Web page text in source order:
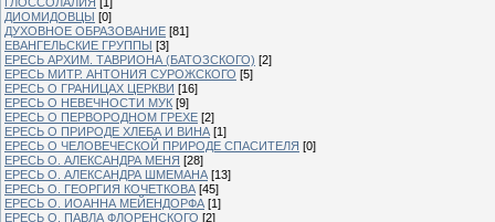
ДИОМИДОВЦЫ [0]
ДУХОВНОЕ ОБРАЗОВАНИЕ [81]
ЕВАНГЕЛЬСКИЕ ГРУППЫ [3]
ЕРЕСЬ АРХИМ. ТАВРИОНА (БАТОЗСКОГО) [2]
ЕРЕСЬ МИТР. АНТОНИЯ СУРОЖСКОГО [5]
ЕРЕСЬ О ГРАНИЦАХ ЦЕРКВИ [16]
ЕРЕСЬ О НЕВЕЧНОСТИ МУК [9]
ЕРЕСЬ О ПЕРВОРОДНОМ ГРЕХЕ [2]
ЕРЕСЬ О ПРИРОДЕ ХЛЕБА И ВИНА [1]
ЕРЕСЬ О ЧЕЛОВЕЧЕСКОЙ ПРИРОДЕ СПАСИТЕЛЯ [0]
ЕРЕСЬ О. АЛЕКСАНДРА МЕНЯ [28]
ЕРЕСЬ О. АЛЕКСАНДРА ШМЕМАНА [13]
ЕРЕСЬ О. ГЕОРГИЯ КОЧЕТКОВА [45]
ЕРЕСЬ О. ИОАННА МЕЙЕНДОРФА [1]
ЕРЕСЬ О. ПАВЛА ФЛОРЕНСКОГО [2]